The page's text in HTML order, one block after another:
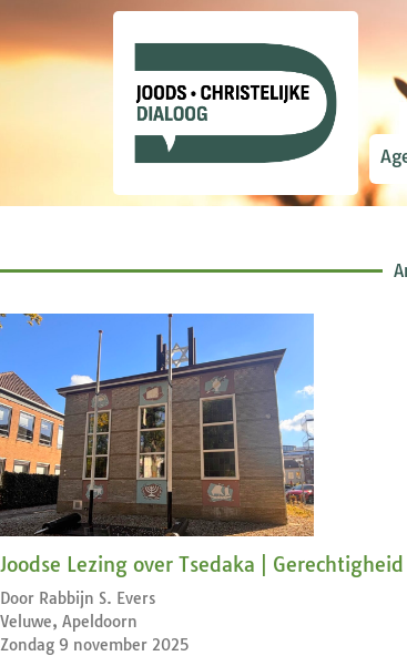
Joodse Lezing over Tsedaka | Gerechtigheid
Door Rabbijn S. Evers
Veluwe, Apeldoorn
Zondag 9 november 2025